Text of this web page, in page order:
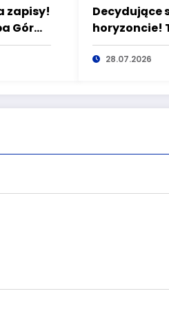
zapisy!
Gór
Decydujące
horyzoncie!
Drużyn
zmierza do
28.07.2026